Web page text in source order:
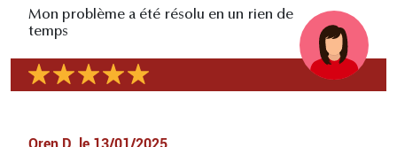
Mon problème a été résolu en un rien de
temps